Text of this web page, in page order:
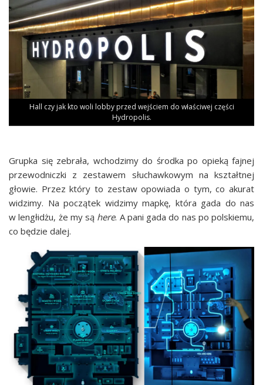
Hall czy jak kto woli lob­by przed wej­ściem do wła­ści­wej czę­ści
Hydropolis.
Grup­ka się zebra­ła, wcho­dzi­my do środ­ka po opie­ką faj­nej
prze­wod­nicz­ki z zesta­wem słu­chaw­ko­wym na kształt­nej
gło­wie. Przez któ­ry to zestaw opo­wia­da o tym, co aku­rat
widzi­my. Na począ­tek widzi­my map­kę, któ­ra gada do nas
w len­głi­dżu, że my są here. A pani gada do nas po pol­skie­mu,
co będzie dalej.